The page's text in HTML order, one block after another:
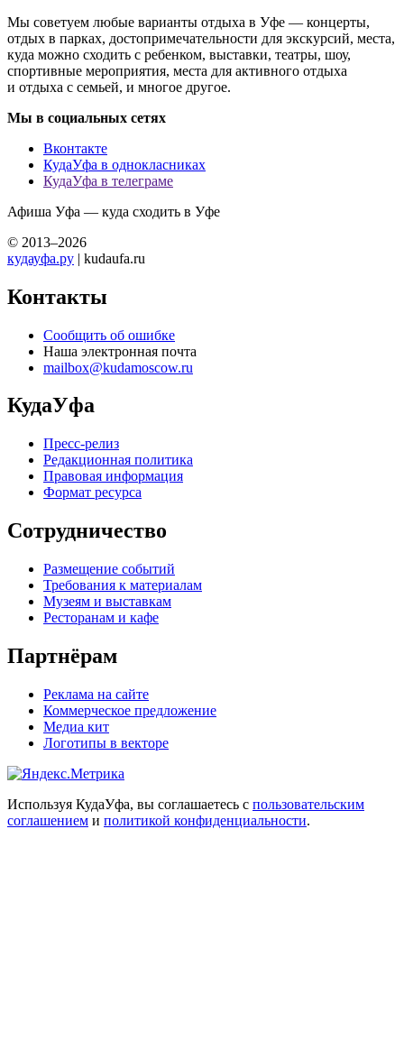
Мы советуем любые варианты отдыха в Уфе — концерты,
отдых в парках, достопримечательности для экскурсий, места,
куда можно сходить с ребенком, выставки, театры, шоу,
спортивные мероприятия, места для активного отдыха
и отдыха с семьей, и многое другое.
Мы в социальных сетях
Вконтакте
КудаУфа в однокласниках
КудаУфа в телеграме
Афиша Уфа — куда сходить в Уфе
© 2013–2026
кудауфа.ру | kudaufa.ru
Контакты
Сообщить об ошибке
Наша электронная почта
mailbox@kudamoscow.ru
КудаУфа
Пресс-релиз
Редакционная политика
Правовая информация
Формат ресурса
Сотрудничество
Размещение событий
Требования к материалам
Музеям и выставкам
Ресторанам и кафе
Партнёрам
Реклама на сайте
Коммерческое предложение
Медиа кит
Логотипы в векторе
Используя КудаУфа, вы соглашаетесь с пользовательским
соглашением и политикой конфиденциальности.